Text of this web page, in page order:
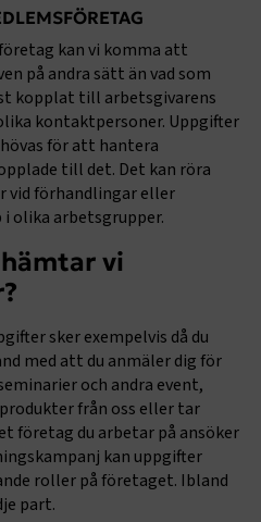
kan vi komma att
på andra sätt än vad som
kopplat till arbetsgivarens
kontaktpersoner. Uppgifter
för att hantera
till det. Det kan röra
vid förhandlingar eller
olika arbetsgrupper.
vi
sker exempelvis då du
med att du anmäler dig för
och andra event,
från oss eller tar
företag du arbetar på ansöker
kan uppgifter
roller på företaget. Ibland
part.